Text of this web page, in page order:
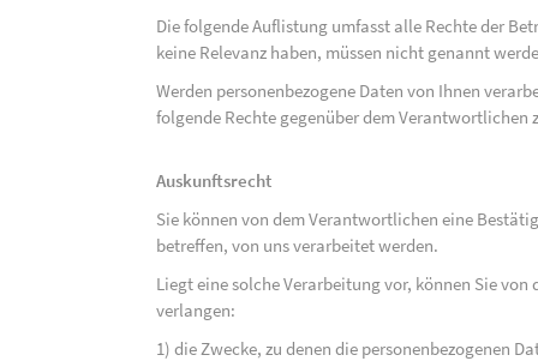
Die folgende Auflistung umfasst alle Rechte der
keine Relevanz haben, müssen nicht genannt
Werden personenbezogene Daten von Ihnen
folgende Rechte gegenüber dem Verantwortlichen
Auskunftsrecht
Sie können von dem Verantwortlichen eine
betreffen, von uns verarbeitet werden.
Liegt eine solche Verarbeitung vor, können Sie
verlangen:
1) die Zwecke, zu denen die personenbezogenen